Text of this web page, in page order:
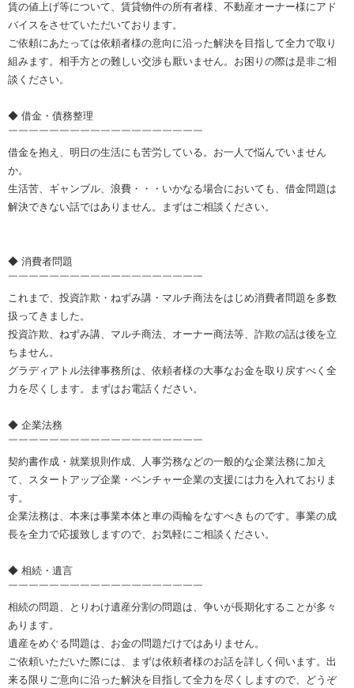
賃の値上げ等について、賃貸物件の所有者様、不動産オーナー様にアド
バイスをさせていただいております。
ご依頼にあたっては依頼者様の意向に沿った解決を目指して全力で取り
組みます。相手方との難しい交渉も厭いません。お困りの際は是非ご相
談ください。
◆ 借金・債務整理
￣￣￣￣￣￣￣￣￣￣￣￣￣￣￣￣￣￣￣
借金を抱え、明日の生活にも苦労している。お一人で悩んでいません
か。
生活苦、ギャンブル、浪費・・・いかなる場合においても、借金問題は
解決できない話ではありません。まずはご相談ください。
◆ 消費者問題
￣￣￣￣￣￣￣￣￣￣￣￣￣￣￣￣￣￣￣
これまで、投資詐欺・ねずみ講・マルチ商法をはじめ消費者問題を多数
扱ってきました。
投資詐欺、ねずみ講、マルチ商法、オーナー商法等、詐欺の話は後を立
ちません。
グラディアトル法律事務所は、依頼者様の大事なお金を取り戻すべく全
力を尽くします。まずはお電話ください。
◆ 企業法務
￣￣￣￣￣￣￣￣￣￣￣￣￣￣￣￣￣￣￣
契約書作成・就業規則作成、人事労務などの一般的な企業法務に加え
て、スタートアップ企業・ベンチャー企業の支援には力を入れておりま
す。
企業法務は、本来は事業本体と車の両輪をなすべきものです。事業の成
長を全力で応援致しますので、お気軽にご相談ください。
◆ 相続・遺言
￣￣￣￣￣￣￣￣￣￣￣￣￣￣￣￣￣￣￣
相続の問題、とりわけ遺産分割の問題は、争いが長期化することが多々
あります。
遺産をめぐる問題は、お金の問題だけではありません。
ご依頼いただいた際には、まずは依頼者様のお話を詳しく伺います。出
来る限りご意向に沿った解決を目指して全力を尽くしますので、どうぞ